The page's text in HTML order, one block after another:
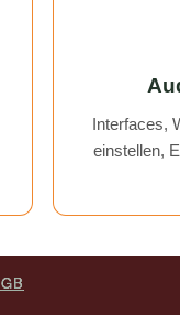
Interfaces,
einstellen,